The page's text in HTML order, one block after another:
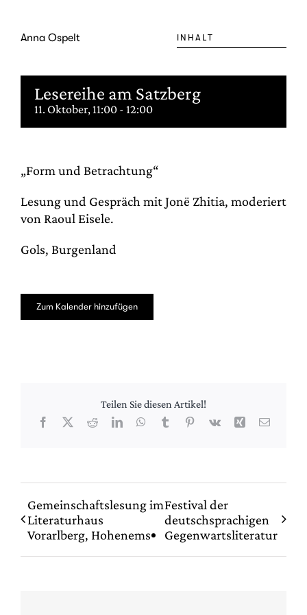
springen
Anna Ospelt INHALT
Lesereihe am Satzberg
11. Oktober, 11:00 - 12:00
„Form und Betrachtung“
Lesung und Gespräch mit Jonë Zhitia, moderiert
von Raoul Eisele.
Gols, Burgenland
Zum Kalender hinzufügen
Teilen Sie diesen Artikel!
Facebook
X RedditLinkedInWhatsApp
TumblrPinterest
Vk Xing E-
Gemeinschaftslesung im
Literaturhaus
Vorarlberg, Hohenems
Festival der
deutschsprachigen
Gegenwartsliteratur